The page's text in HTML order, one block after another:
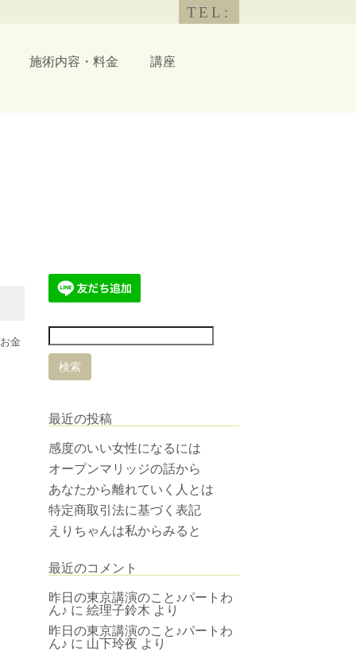
TEL:
施術内容・料金 講座
金
最近の投稿
感度のいい女性になるには
オープンマリッジの話から
あなたから離れていく人とは
特定商取引法に基づく表記
えりちゃんは私からみると
最近のコメント
昨日の東京講演のこと♪パートわ
ん♪ に 絵理子鈴木 より
昨日の東京講演のこと♪パートわ
ん♪ に 山下玲夜 より